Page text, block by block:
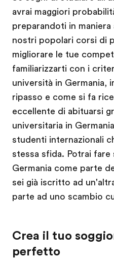
avrai maggiori
preparandoti in
nostri popolari corsi di
migliorare le tue
familiarizzarti con i
università in Germania,
ripasso e come si fa
eccellente di abituarsi
universitaria in
studenti internazionali
stessa sfida. Potrai fare
Germania come parte
sei già iscritto ad
parte ad uno scambio
Crea il tuo
perfetto